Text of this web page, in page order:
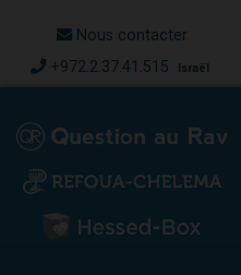
Nous contacter
+972.2.37.41.515 Israël